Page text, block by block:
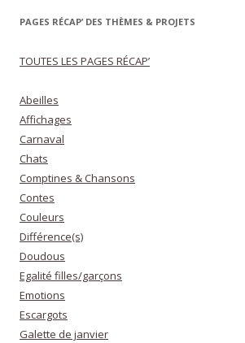
PAGES RÉCAP’ DES THÈMES & PROJETS
TOUTES LES PAGES RÉCAP’
Abeilles
Affichages
Carnaval
Chats
Comptines & Chansons
Contes
Couleurs
Différence(s)
Doudous
Egalité filles/garçons
Emotions
Escargots
Galette de janvier